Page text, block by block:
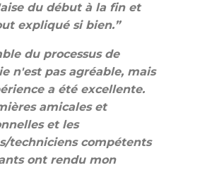
du début à la fin et
expliqué si bien.”
du processus de
n'est pas agréable, mais
a été excellente.
amicales et
et les
techniciens compétents
ont rendu mon